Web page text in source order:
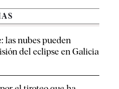
las nubes pueden
del eclipse en Galicia